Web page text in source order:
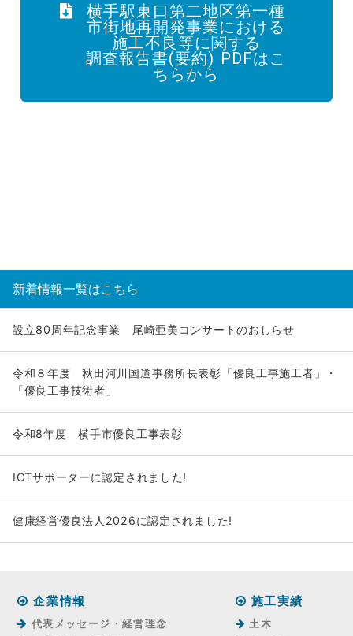
横手駅東口第二地区第一種
市街地再開発事業における
施工不良等に関する
調査報告書(要約) PDFはこ
ちらから
新着情報一覧はこちら
設立80周年記念事業 尾崎亜美コンサートのおしらせ
令和８年度 秋田河川国道事務所長表彰「優良工事施工者」・
「優良工事技術者」
令和8年度 横手市優良工事表彰
ICTサポーターに認定されました!
健康経営優良法人2026に認定されました!
企業情報
代表メッセージ・経営理念
施工実績
土木